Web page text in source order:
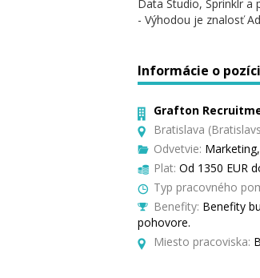
Data Studio, Sprinklr a
- Výhodou je znalosť
Informácie o
Grafton
Bratislava
Odvetvie:
Plat: Od 1350 EUR
Typ pracovného
Benefity: Benefity
pohovore.
Miesto pracoviska: